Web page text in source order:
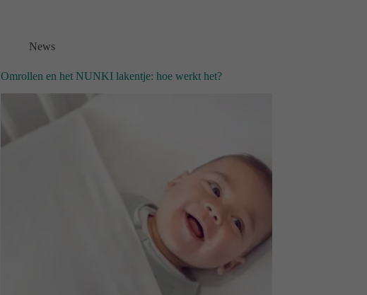
News
Omrollen en het NUNKI lakentje: hoe werkt het?